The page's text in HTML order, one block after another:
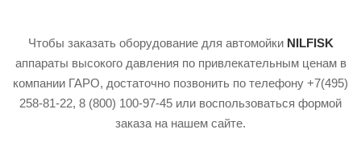
Чтобы заказать оборудование для автомойки NILFISK
аппараты высокого давления по привлекательным ценам в
компании ГАРО, достаточно позвонить по телефону +7(495)
258-81-22, 8 (800) 100-97-45 или воспользоваться формой
заказа на нашем сайте.